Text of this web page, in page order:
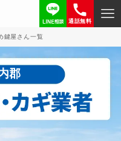
通話無料
鍵屋さん一覧
郡